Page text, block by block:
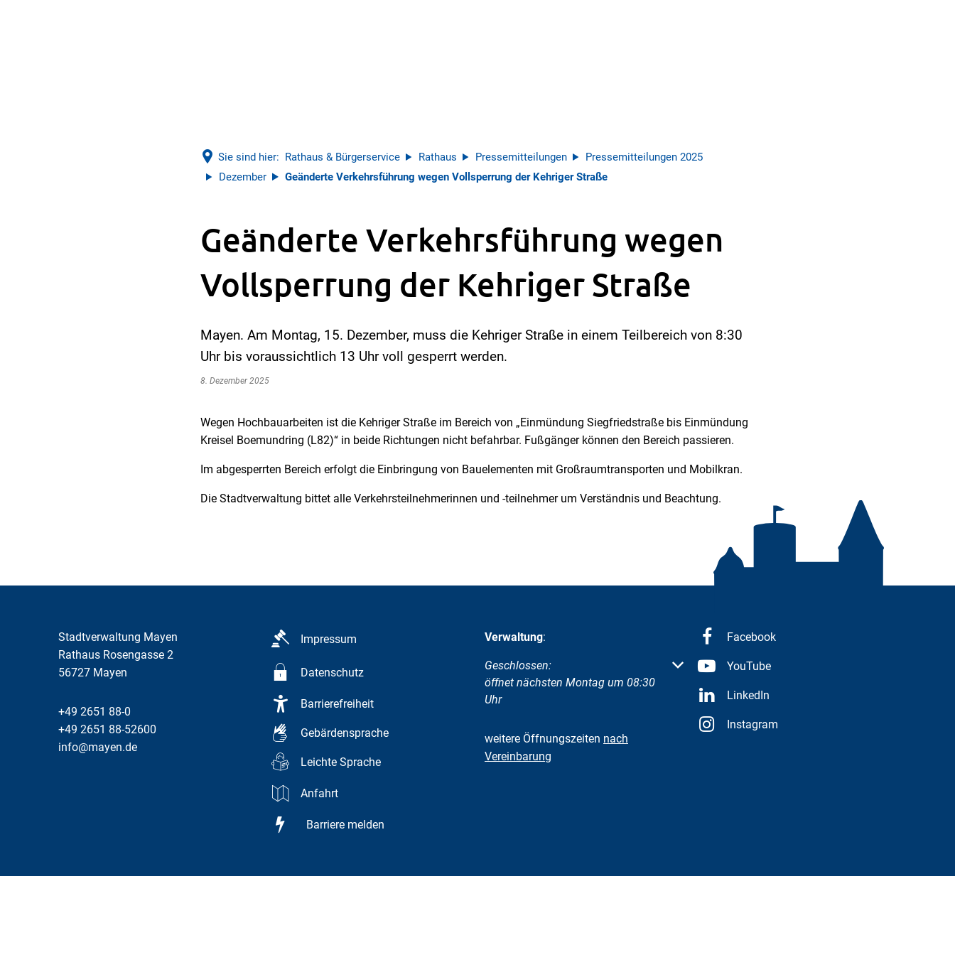
Sie sind hier: Rathaus & Bürgerservice Rathaus Pressemitteilungen
Pressemitteilungen 2025
Dezember
Geänderte Verkehrsführung wegen Vollsperrung der Kehriger Straße
Geänderte Verkehrsführung wegen
Vollsperrung der Kehriger Straße
Mayen. Am Montag, 15. Dezember, muss die Kehriger Straße in einem Teilbereich von 8:30
Uhr bis voraussichtlich 13 Uhr voll gesperrt werden.
8. Dezember 2025
Wegen Hochbauarbeiten ist die Kehriger Straße im Bereich von „Einmündung Siegfriedstraße bis Einmündung
Kreisel Boemundring (L82)“ in beide Richtungen nicht befahrbar. Fußgänger können den Bereich passieren.
Im abgesperrten Bereich erfolgt die Einbringung von Bauelementen mit Großraumtransporten und Mobilkran.
Die Stadtverwaltung bittet alle Verkehrsteilnehmerinnen und -teilnehmer um Verständnis und Beachtung.
Stadtverwaltung Mayen
Rathaus Rosengasse 2
56727 Mayen
+49 2651 88-0
+49 2651 88-52600
info@mayen.de
Impressum
Datenschutz
Barrierefreiheit
Gebärdensprache
Leichte Sprache
Anfahrt
Barriere melden
Verwaltung:
Klicken, um weitere Öffnungs- oder Schließzeiten auszublenden
Geschlossen:
öffnet nächsten Montag um 08:30
Uhr
weitere Öffnungszeiten nach
Vereinbarung
Facebook
YouTube
LinkedIn
Instagram